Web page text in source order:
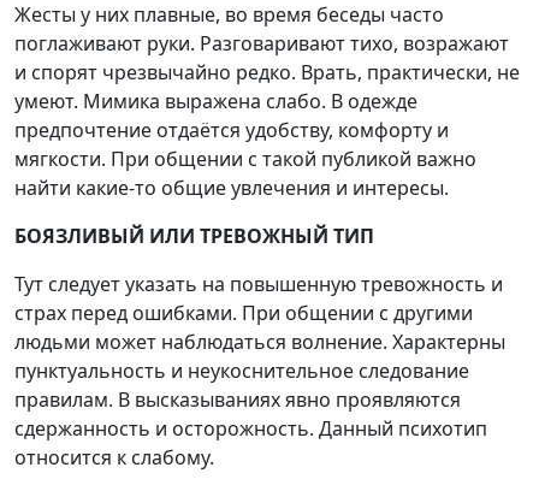
Жесты у них плавные, во время беседы часто
поглаживают руки. Разговаривают тихо, возражают
и спорят чрезвычайно редко. Врать, практически, не
умеют. Мимика выражена слабо. В одежде
предпочтение отдаётся удобству, комфорту и
мягкости. При общении с такой публикой важно
найти какие-то общие увлечения и интересы.
БОЯЗЛИВЫЙ ИЛИ ТРЕВОЖНЫЙ ТИП
Тут следует указать на повышенную тревожность и
страх перед ошибками. При общении с другими
людьми может наблюдаться волнение. Характерны
пунктуальность и неукоснительное следование
правилам. В высказываниях явно проявляются
сдержанность и осторожность. Данный психотип
относится к слабому.